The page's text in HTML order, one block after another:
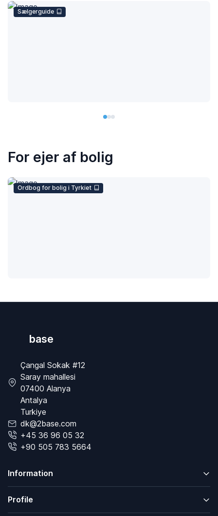
Sælgerguide
For ejer af bolig
Ordbog for bolig i Tyrkiet
base
Çangal Sokak #12
Saray mahallesi
07400 Alanya
Antalya
Turkiye
dk@2base.com
+45 36 96 05 32
+90 505 783 5664
Information
Profile